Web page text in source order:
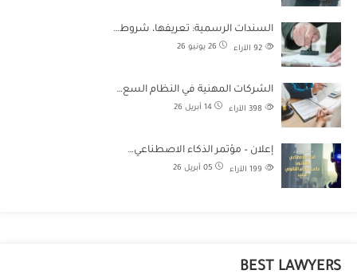
السندات الرسمية: تعريفها، شروط…
26 يونيو 26 الآراء
الشركات المهنية في النظام السع…
14 أبريل 26 الآراء
إعلان – مؤتمر الذكاء الاصطناعي…
05 أبريل 26 الآراء
BEST LAWYERS